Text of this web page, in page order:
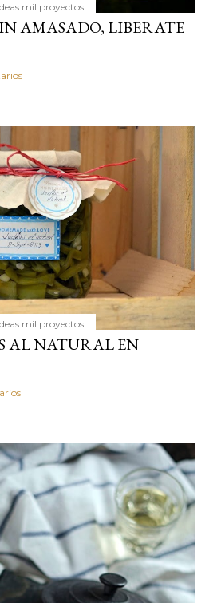
mil proyectos
AMASADO, LIBERATE
mil proyectos
AL NATURAL EN